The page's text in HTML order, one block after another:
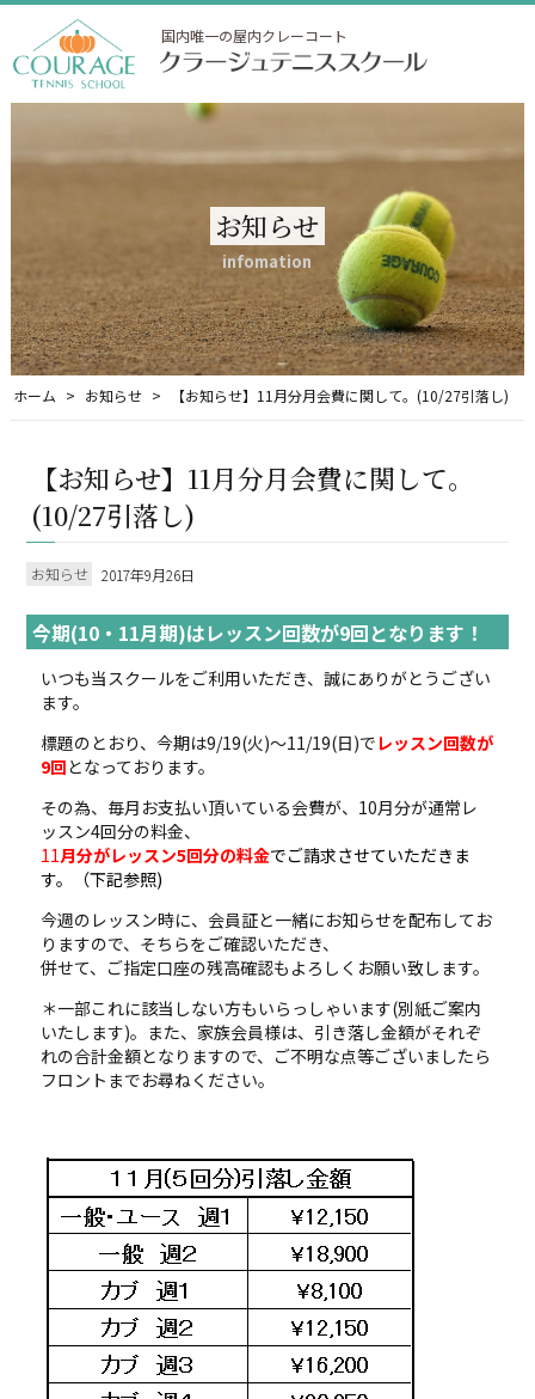
国内唯一の屋内クレーコート
お知らせ
infomation
ホーム お知らせ 【お知らせ】11月分月会費に関して。(10/27引落し)
【お知らせ】11月分月会費に関して。
(10/27引落し)
お知らせ 2017年9月26日
今期(10・11月期)はレッスン回数が9回となります！
いつも当スクールをご利用いただき、誠にありがとうござい
ます。
標題のとおり、今期は9/19(火)～11/19(日)で レッスン回数が
9回となっております。
その為、毎月お支払い頂いている会費が、10月分が通常レ
ッスン4回分の料金、
11月分がレッスン5回分の料金でご請求させていただきま
す。（下記参照)
今週のレッスン時に、会員証と一緒にお知らせを配布してお
りますので、そちらをご確認いただき、
併せて、ご指定口座の残高確認もよろしくお願い致します。
＊一部これに該当しない方もいらっしゃいます(別紙ご案内
いたします)。また、家族会員様は、引き落し金額がそれぞ
れの合計金額となりますので、ご不明な点等ございましたら
フロントまでお尋ねください。